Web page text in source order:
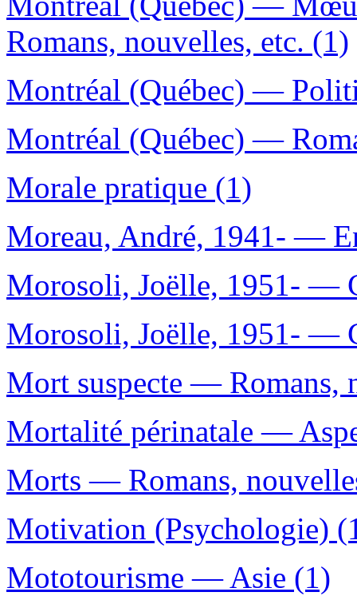
Romans, nouvelles, etc. (1)
Montréal (Québec) —
Montréal (Québec) —
Morale pratique (1)
Moreau, André, 1941- —
Morosoli, Joëlle, 1951- —
Morosoli, Joëlle, 1951- —
Mort suspecte — Romans,
Mortalité périnatale —
Morts — Romans,
Motivation (Psychologie)
Mototourisme — Asie (1)